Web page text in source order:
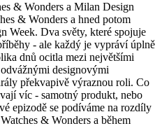
& Wonders a Milan Design
& Wonders a hned potom
Week. Dva světy, které spojuje
- ale každý je vypráví úplně
dnů ocitla mezi největšími
designovými
překvapivě výraznou roli. Co
víc - samotný produkt, nebo
epizodě se podíváme na rozdíly
& Wonders a během